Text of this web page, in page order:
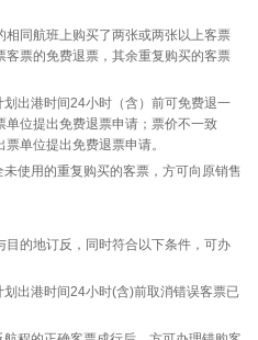
同航班上购买了两张或两张以上客票
票的免费退票，其余重复购买的客票
出港时间24小时（含）前可免费退一
位提出免费退票申请；票价不一致
单位提出免费退票申请。
用的重复购买的客票，方可向原销售
的地订反，同时符合以下条件，可办
出港时间24小时(含)前取消错误客票已